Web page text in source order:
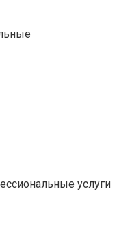
услуги